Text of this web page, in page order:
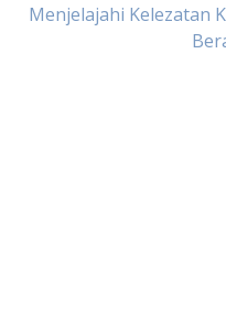
Menjelajahi Kelezatan